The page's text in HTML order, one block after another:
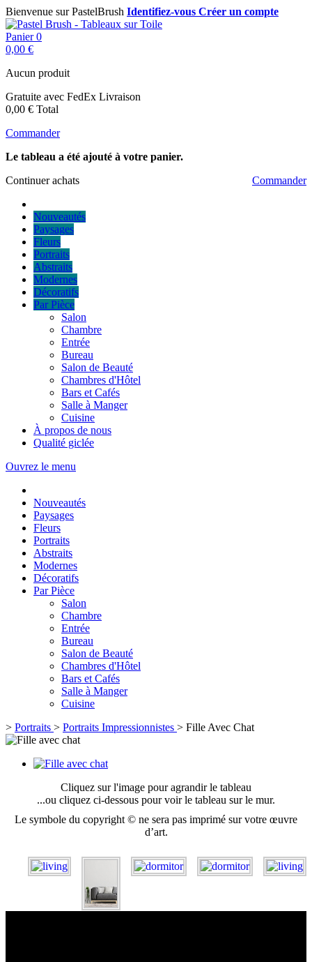
Bienvenue sur PastelBrush Identifiez-vous Créer un compte
Panier 0
0,00 €
Aucun produit
Gratuite avec FedEx Livraison
0,00 € Total
Commander
Le tableau a été ajouté à votre panier.
Continuer achats
Commander
Nouveautés
Paysages
Fleurs
Portraits
Abstraits
Modernes
Décoratifs
Par Pièce
Salon
Chambre
Entrée
Bureau
Salon de Beauté
Chambres d'Hôtel
Bars et Cafés
Salle à Manger
Cuisine
À propos de nous
Qualité giclée
Ouvrez le menu
Nouveautés
Paysages
Fleurs
Portraits
Abstraits
Modernes
Décoratifs
Par Pièce
Salon
Chambre
Entrée
Bureau
Salon de Beauté
Chambres d'Hôtel
Bars et Cafés
Salle à Manger
Cuisine
> Portraits > Portraits Impressionnistes > Fille Avec Chat
Cliquez sur l'image pour agrandir le tableau
...ou cliquez ci-dessous pour voir le tableau sur le mur.
Le symbole du copyright © ne sera pas imprimé sur votre œuvre
d’art.